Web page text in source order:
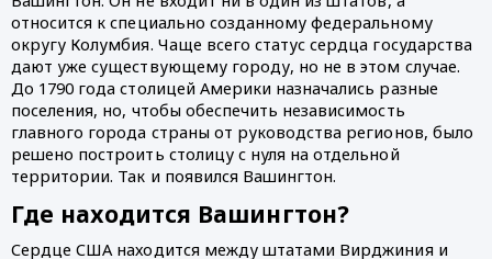
относится к специально созданному федеральному
округу Колумбия. Чаще всего статус сердца государства
дают уже существующему городу, но не в этом случае.
До 1790 года столицей Америки назначались разные
поселения, но, чтобы обеспечить независимость
главного города страны от руководства регионов, было
решено построить столицу с нуля на отдельной
территории. Так и появился Вашингтон.
Где находится Вашингтон?
Сердце США находится между штатами Вирджиния и